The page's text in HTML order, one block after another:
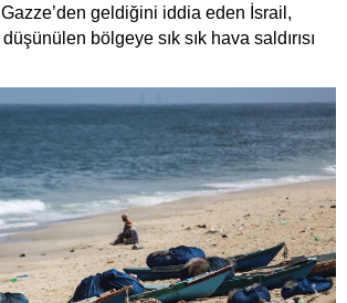
geldiğini iddia eden İsrail,
bölgeye sık sık hava saldırısı